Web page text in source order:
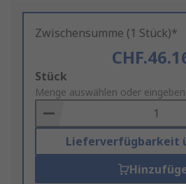
Zwischensumme (1 Stück)*
Add
to
Basket
Stück
Menge auswählen oder eingeben
Lieferverfügbarkeit